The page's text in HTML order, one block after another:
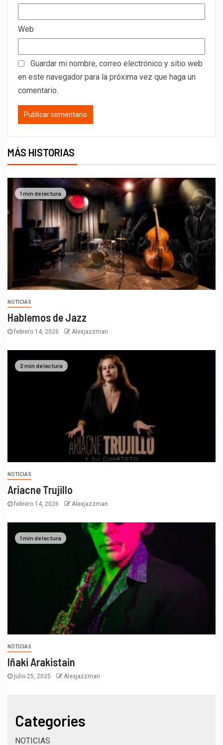
Web
Guardar mi nombre, correo electrónico y sitio web
en este navegador para la próxima vez que haga un
comentario.
MÁS HISTORIAS
1 min de lectura
NOTICIAS
Hablemos de Jazz
febrero 14, 2026 Alexjazzman
2 min de lectura
NOTICIAS
Ariacne Trujillo
febrero 14, 2026 Alexjazzman
1 min de lectura
NOTICIAS
Iñaki Arakistain
julio 25, 2025 Alexjazzman
Categories
NOTICIAS